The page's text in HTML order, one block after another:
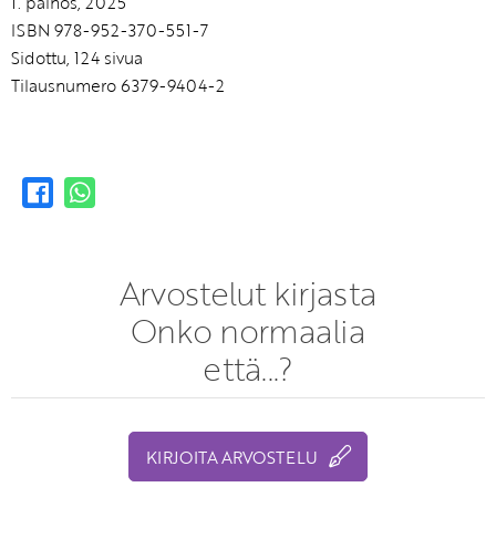
ISBN 978-952-370-551-7
Sidottu, 124 sivua
Tilausnumero 6379-9404-2
Arvostelut kirjasta
Onko normaalia
että...?
KIRJOITA ARVOSTELU